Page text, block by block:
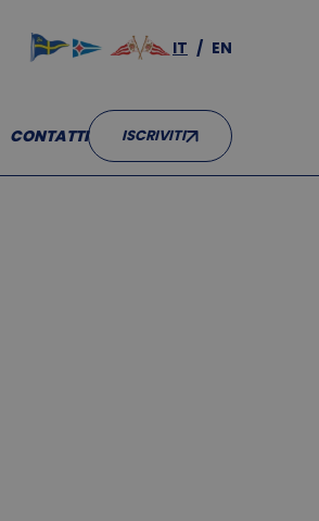
IT EN
CONTATTI ISCRIVITI